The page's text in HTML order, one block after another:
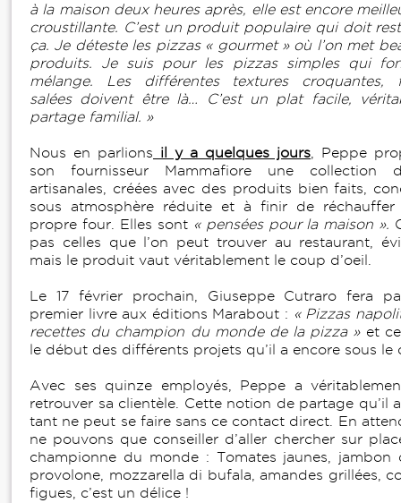
à la maison deux heures après, elle est encore
croustillante. C’est un produit populaire qui doit
ça. Je déteste les pizzas « gourmet » où l’on met
produits. Je suis pour les pizzas simples qui
mélange. Les différentes textures croquantes,
salées doivent être là… C’est un plat facile,
partage familial. »
Nous en parlions il y a quelques jours , Peppe
son fournisseur Mammafiore une collection
artisanales, créées avec des produits bien faits,
sous atmosphère réduite et à finir de réchauffer
propre four. Elles sont « pensées pour la maison ».
pas celles que l’on peut trouver au restaurant,
mais le produit vaut véritablement le coup d’oeil.
Le 17 février prochain, Giuseppe Cutraro fera
premier livre aux éditions Marabout : « Pizzas
recettes du champion du monde de la pizza » et
le début des différents projets qu’il a encore sous
Avec ses quinze employés, Peppe a
retrouver sa clientèle. Cette notion de partage qu’il
tant ne peut se faire sans ce contact direct. En
ne pouvons que conseiller d’aller chercher sur
championne du monde : Tomates jaunes, jambon
provolone, mozzarella di bufala, amandes grillées,
figues, c’est un délice !